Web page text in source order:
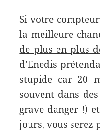
Si votre
la meilleure
de plus en plus
d’Enedis
stupide car 20
souvent dans
grave danger !)
jours, vous serez